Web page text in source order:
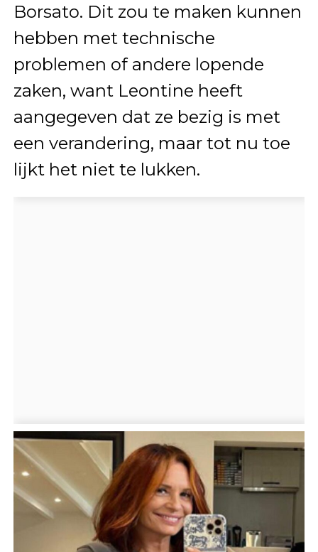
Borsato. Dit zou te maken kunnen
hebben met technische
problemen of andere lopende
zaken, want Leontine heeft
aangegeven dat ze bezig is met
een verandering, maar tot nu toe
lijkt het niet te lukken.